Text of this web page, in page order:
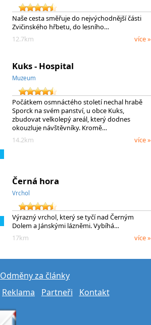
Naše cesta směřuje do nejvýchodnější části
Zvičinského hřbetu, do lesního…
12.7km
více »
Kuks - Hospital
Muzeum
Počátkem osmnáctého století nechal hrabě
Sporck na svém panství, u obce Kuks,
zbudovat velkolepý areál, který dodnes
okouzluje návštěvníky. Kromě…
14.2km
více »
Černá hora
Vrchol
Výrazný vrchol, který se tyčí nad Černým
Dolem a Jánskými lázněmi. Vybíhá…
17km
více »
Odměny za články
Reklama Partneři Kontakt